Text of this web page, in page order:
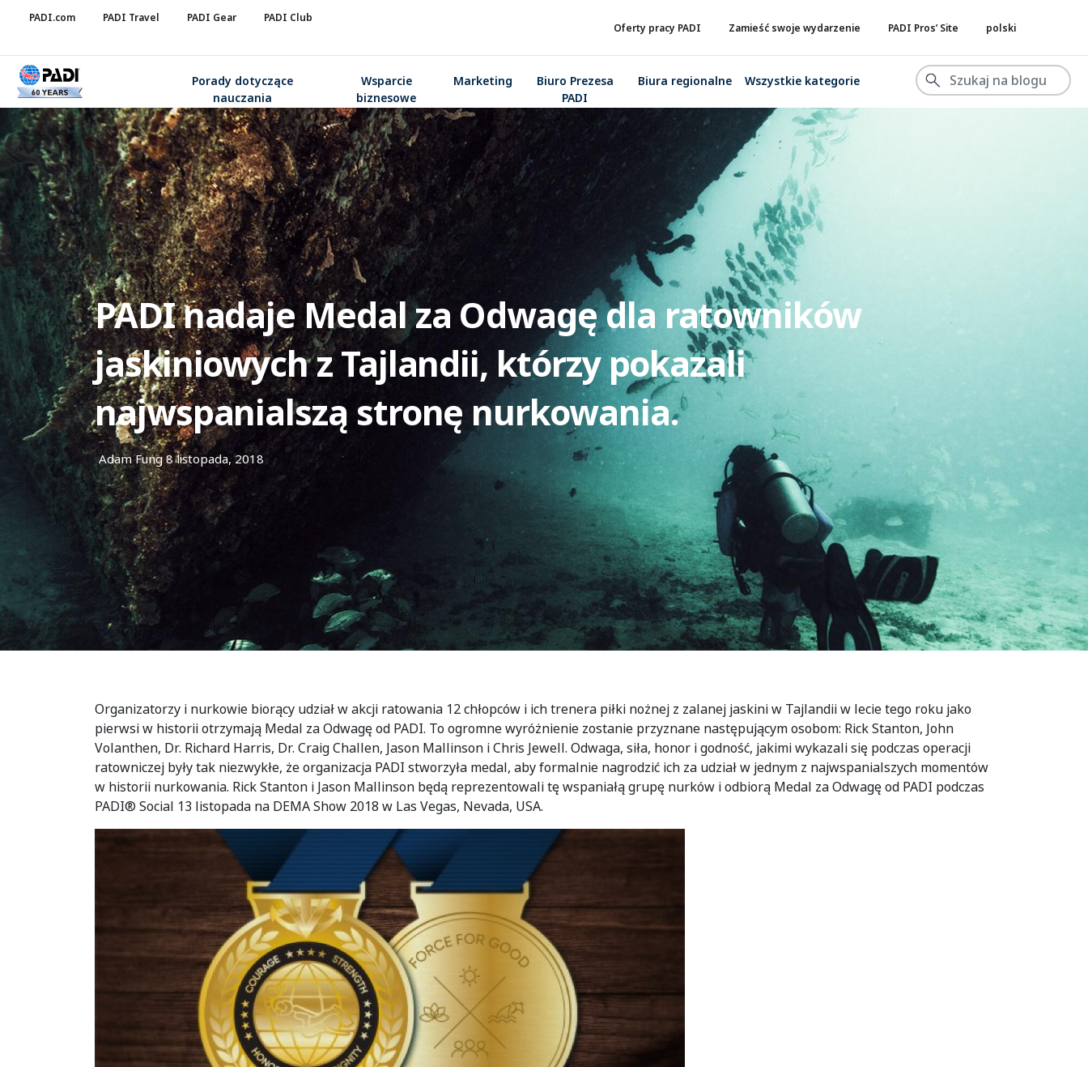
PADI.com PADI Travel PADI Gear PADI Club
Oferty pracy PADI Zamieść swoje wydarzenie PADI Pros’ Site polski
Porady dotyczące
nauczania
Wsparcie
biznesowe
Marketing
Biuro Prezesa
PADI
Biura regionalne Wszystkie kategorie
PADI nadaje Medal za Odwagę dla ratowników
jaskiniowych z Tajlandii, którzy pokazali
najwspanialszą stronę nurkowania.
Adam Fung 8 listopada, 2018
Organizatorzy i nurkowie biorący udział w akcji ratowania 12 chłopców i ich trenera piłki nożnej z zalanej jaskini w Tajlandii w lecie tego roku jako
pierwsi w historii otrzymają Medal za Odwagę od PADI. To ogromne wyróżnienie zostanie przyznane następującym osobom: Rick Stanton, John
Volanthen, Dr. Richard Harris, Dr. Craig Challen, Jason Mallinson i Chris Jewell. Odwaga, siła, honor i godność, jakimi wykazali się podczas operacji
ratowniczej były tak niezwykłe, że organizacja PADI stworzyła medal, aby formalnie nagrodzić ich za udział w jednym z najwspanialszych momentów
w historii nurkowania. Rick Stanton i Jason Mallinson będą reprezentowali tę wspaniałą grupę nurków i odbiorą Medal za Odwagę od PADI podczas
PADI® Social 13 listopada na DEMA Show 2018 w Las Vegas, Nevada, USA.